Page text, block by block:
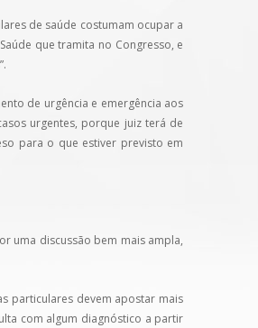
de saúde costumam ocupar a
que tramita no Congresso, e
de urgência e emergência aos
urgentes, porque juiz terá de
para o que estiver previsto em
uma discussão bem mais ampla,
particulares devem apostar mais
com algum diagnóstico a partir